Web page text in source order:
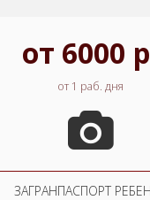
от 6000
от 1 раб. дня
ЗАГРАНПАСПОРТ